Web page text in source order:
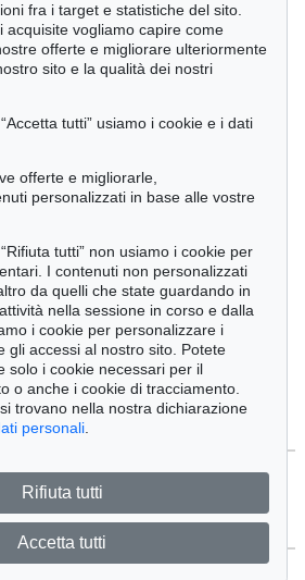
Dei Dati
fra i target e statistiche del sito.
acquisite vogliamo capire come
offerte e migliorare ulteriormente
sito e la qualità dei nostri
tutti” usiamo i cookie e i dati
offerte e migliorarle,
personalizzati in base alle vostre
tutti” non usiamo i cookie per
I contenuti non personalizzati
da quelli che state guardando in
nella sessione in corso e dalla
i cookie per personalizzare i
gli accessi al nostro sito. Potete
solo i cookie necessari per il
o anche i cookie di tracciamento.
trovano nella nostra dichiarazione
personali
Rifiuta tutti
Accetta tutti